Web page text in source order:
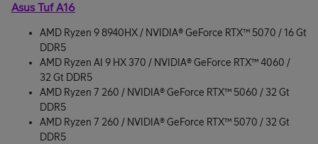
Asus Tuf A16
AMD Ryzen 9 8940HX / NVIDIA® GeForce RTX™ 5070 / 16 Gt
DDR5
AMD Ryzen AI 9 HX 370 / NVIDIA® GeForce RTX™ 4060 /
32 Gt DDR5
AMD Ryzen 7 260 / NVIDIA® GeForce RTX™ 5060 / 32 Gt
DDR5
AMD Ryzen 7 260 / NVIDIA® GeForce RTX™ 5070 / 32 Gt
DDR5